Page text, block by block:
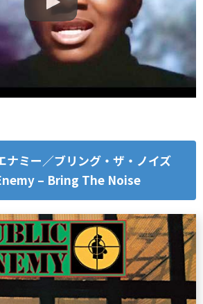
ナミー／ブリング・ザ・ノイズ
– Bring The Noise